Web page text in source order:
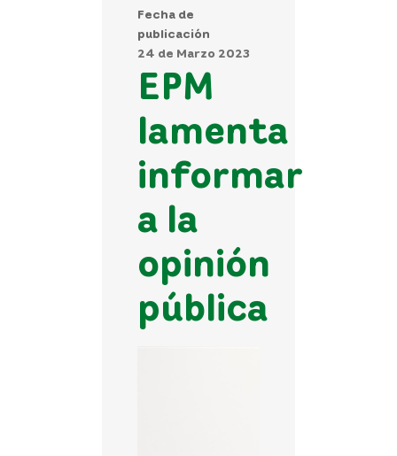
Fecha de
publicación
24 de Marzo 2023
EPM
lamenta
informar
a la
opinión
pública